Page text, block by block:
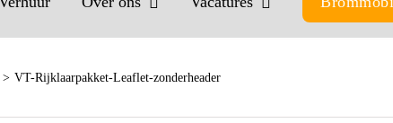
VT-Rijklaarpakket-Leaflet-zonderheader